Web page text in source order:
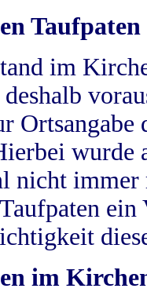
Taufpaten
im
wurde
nicht
im